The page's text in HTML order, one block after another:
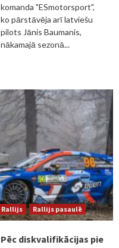
komanda "ESmotorsport",
ko pārstāvēja arī latviešu
pilots Jānis Baumanis,
nākamajā sezonā...
Rallijs Rallijs pasaulē
Pēc diskvalifikācijas pie